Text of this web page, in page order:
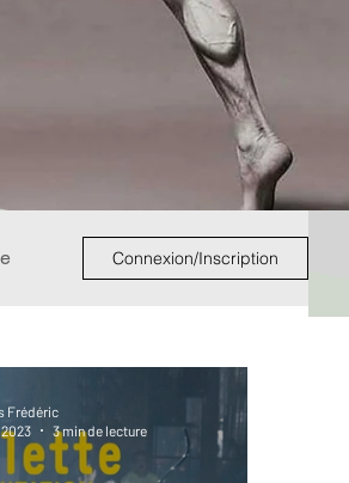
Connexion/Inscription
Frédéric
3 min de lecture